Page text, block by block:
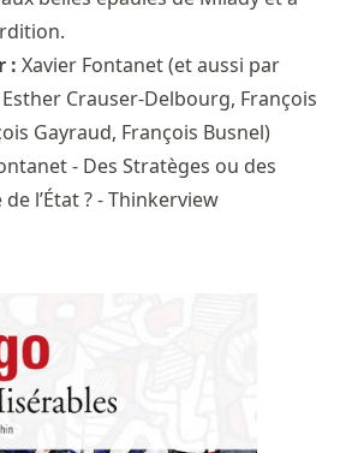
: Xavier Fontanet(et aussi par
Esther Crauser-Delbourg, François
Gayraud, François Busnel)
- Des Stratèges ou des
l’État ? - Thinkerview